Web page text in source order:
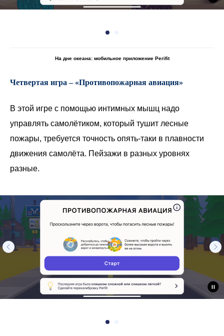
На дне океана: мобильное приложение Perifit
Четвертая игра – «Противопожарная авиация»
В этой игре с помощью интимных мышц надо
управлять самолётиком, который тушит лесные
пожары, требуется точность опять-таки в плавности
движения самолёта. Пейзажи в разных уровнях
разные.